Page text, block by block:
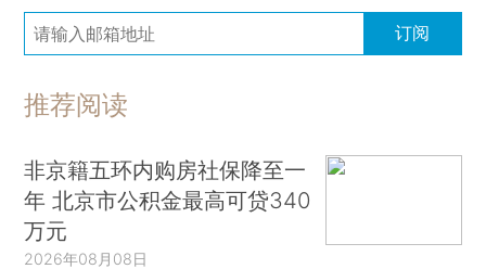
订阅
推荐阅读
非京籍五环内购房社保降至一
年 北京市公积金最高可贷340
万元
2026年08月08日